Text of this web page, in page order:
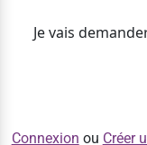
Je vais
Connexion ou Créer